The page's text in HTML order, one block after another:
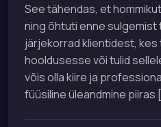
See tähendas, et
ning õhtuti enne sulgemist
järjekorrad klientidest, kes
hooldusesse või tulid
võis olla kiire ja
füüsiline üleandmine piiras